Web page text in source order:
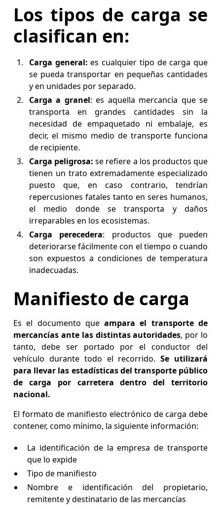
Los tipos de carga se
clasifican en:
Carga general: es cualquier tipo de carga que
se pueda transportar en pequeñas cantidades
y en unidades por separado.
Carga a granel: es aquella mercancía que se
transporta en grandes cantidades sin la
necesidad de empaquetado ni embalaje, es
decir, el mismo medio de transporte funciona
de recipiente.
Carga peligrosa: se refiere a los productos que
tienen un trato extremadamente especializado
puesto que, en caso contrario, tendrían
repercusiones fatales tanto en seres humanos,
el medio donde se transporta y daños
irreparables en los ecosistemas.
Carga perecedera: productos que pueden
deteriorarse fácilmente con el tiempo o cuando
son expuestos a condiciones de temperatura
inadecuadas.
Manifiesto de carga
Es el documento queampara el transporte de
mercancías ante las distintas autoridades, por lo
tanto, debe ser portado por el conductor del
vehículo durante todo el recorrido.Se utilizará
para llevar las estadísticas del transporte público
de carga por carretera dentro del territorio
nacional.
El formato de manifiesto electrónico de carga debe
contener, como mínimo, la siguiente información:
La identificación de la empresa de transporte
que lo expide
Tipo de manifiesto
Nombre e identificación del propietario,
remitente y destinatario de las mercancías